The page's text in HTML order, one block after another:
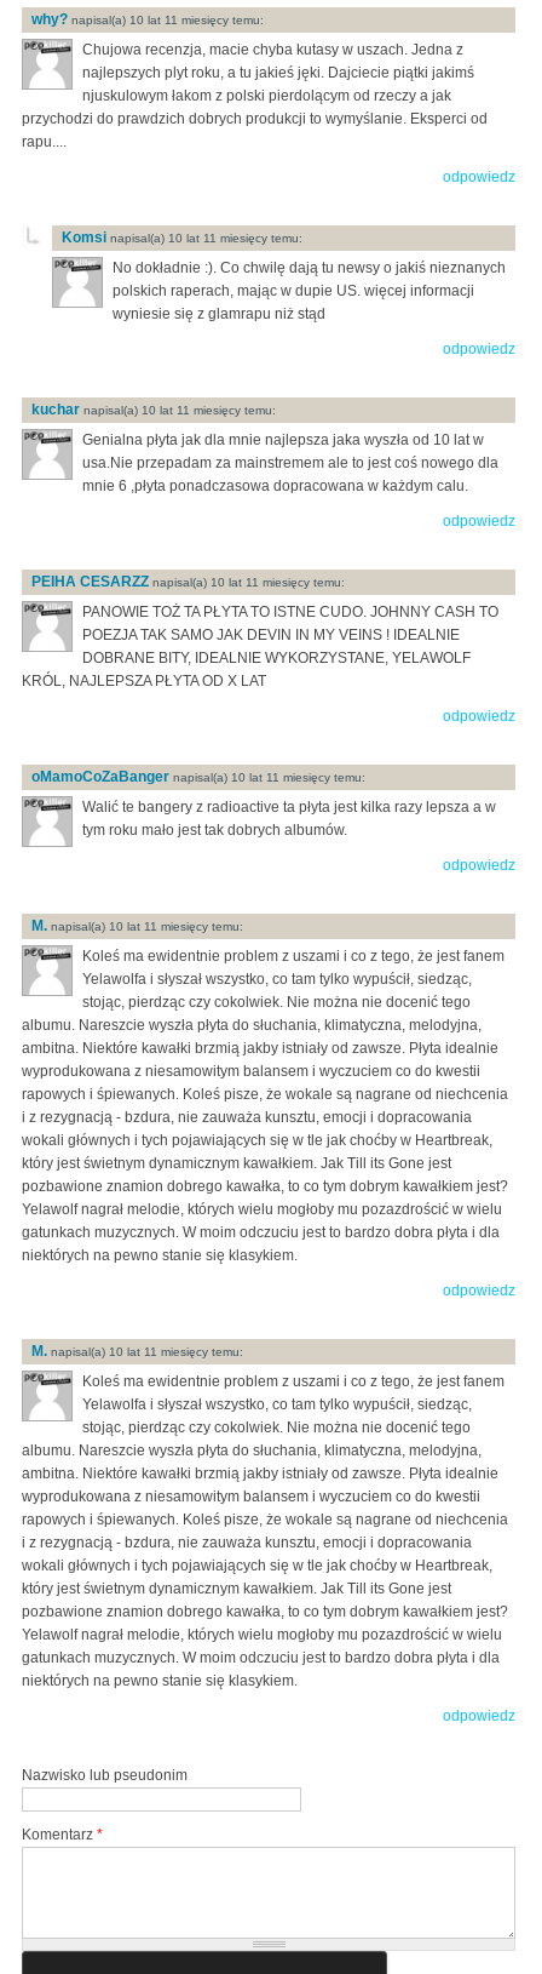
why? napisal(a) 10 lat 11 miesięcy temu:
Chujowa recenzja, macie chyba kutasy w uszach. Jedna z
najlepszych plyt roku, a tu jakieś jęki. Dajciecie piątki jakimś
njuskulowym łakom z polski pierdolącym od rzeczy a jak
przychodzi do prawdzich dobrych produkcji to wymyślanie. Eksperci od
rapu....
odpowiedz
Komsi napisal(a) 10 lat 11 miesięcy temu:
No dokładnie :). Co chwilę dają tu newsy o jakiś nieznanych
polskich raperach, mając w dupie US. więcej informacji
wyniesie się z glamrapu niż stąd
odpowiedz
kuchar napisal(a) 10 lat 11 miesięcy temu:
Genialna płyta jak dla mnie najlepsza jaka wyszła od 10 lat w
usa.Nie przepadam za mainstremem ale to jest coś nowego dla
mnie 6 ,płyta ponadczasowa dopracowana w każdym calu.
odpowiedz
PEIHA CESARZZ napisal(a) 10 lat 11 miesięcy temu:
PANOWIE TOŻ TA PŁYTA TO ISTNE CUDO. JOHNNY CASH TO
POEZJA TAK SAMO JAK DEVIN IN MY VEINS ! IDEALNIE
DOBRANE BITY, IDEALNIE WYKORZYSTANE, YELAWOLF
KRÓL, NAJLEPSZA PŁYTA OD X LAT
odpowiedz
oMamoCoZaBanger napisal(a) 10 lat 11 miesięcy temu:
Walić te bangery z radioactive ta płyta jest kilka razy lepsza a w
tym roku mało jest tak dobrych albumów.
odpowiedz
M. napisal(a) 10 lat 11 miesięcy temu:
Koleś ma ewidentnie problem z uszami i co z tego, że jest fanem
Yelawolfa i słyszał wszystko, co tam tylko wypuścił, siedząc,
stojąc, pierdząc czy cokolwiek. Nie można nie docenić tego
albumu. Nareszcie wyszła płyta do słuchania, klimatyczna, melodyjna,
ambitna. Niektóre kawałki brzmią jakby istniały od zawsze. Płyta idealnie
wyprodukowana z niesamowitym balansem i wyczuciem co do kwestii
rapowych i śpiewanych. Koleś pisze, że wokale są nagrane od niechcenia
i z rezygnacją - bzdura, nie zauważa kunsztu, emocji i dopracowania
wokali głównych i tych pojawiających się w tle jak choćby w Heartbreak,
który jest świetnym dynamicznym kawałkiem. Jak Till its Gone jest
pozbawione znamion dobrego kawałka, to co tym dobrym kawałkiem jest?
Yelawolf nagrał melodie, których wielu mogłoby mu pozazdrościć w wielu
gatunkach muzycznych. W moim odczuciu jest to bardzo dobra płyta i dla
niektórych na pewno stanie się klasykiem.
odpowiedz
M. napisal(a) 10 lat 11 miesięcy temu:
Koleś ma ewidentnie problem z uszami i co z tego, że jest fanem
Yelawolfa i słyszał wszystko, co tam tylko wypuścił, siedząc,
stojąc, pierdząc czy cokolwiek. Nie można nie docenić tego
albumu. Nareszcie wyszła płyta do słuchania, klimatyczna, melodyjna,
ambitna. Niektóre kawałki brzmią jakby istniały od zawsze. Płyta idealnie
wyprodukowana z niesamowitym balansem i wyczuciem co do kwestii
rapowych i śpiewanych. Koleś pisze, że wokale są nagrane od niechcenia
i z rezygnacją - bzdura, nie zauważa kunsztu, emocji i dopracowania
wokali głównych i tych pojawiających się w tle jak choćby w Heartbreak,
który jest świetnym dynamicznym kawałkiem. Jak Till its Gone jest
pozbawione znamion dobrego kawałka, to co tym dobrym kawałkiem jest?
Yelawolf nagrał melodie, których wielu mogłoby mu pozazdrościć w wielu
gatunkach muzycznych. W moim odczuciu jest to bardzo dobra płyta i dla
niektórych na pewno stanie się klasykiem.
odpowiedz
Nazwisko lub pseudonim
Komentarz *